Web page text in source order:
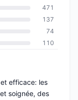
471
137
74
110
efficace: les
soignée, des